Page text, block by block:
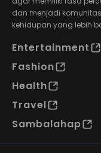
dan menjadi
kehidupan yang lebih
Entertainment
Fashion
Health
Travel
Sambalahap